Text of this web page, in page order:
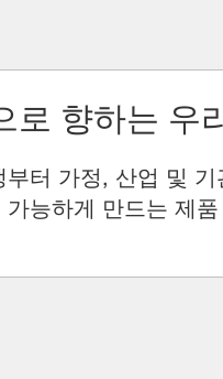
로 향하는 우
터 가정, 산업 및
능하게 만드는 제